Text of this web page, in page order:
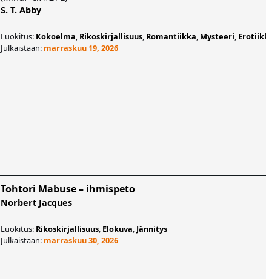
S. T. Abby
Luokitus: Kokoelma, Rikoskirjallisuus, Romantiikka, Mysteeri,
Julkaistaan: marraskuu 19, 2026
Tohtori Mabuse – ihmispeto
Norbert Jacques
Luokitus: Rikoskirjallisuus, Elokuva, Jännitys
Julkaistaan: marraskuu 30, 2026